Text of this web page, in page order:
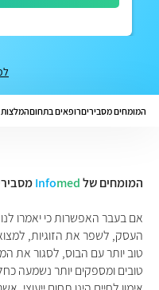
המומחים מסביריםרופאים בתחום
המומחים של Infomed
אם בעבר האפשרות כי יאמרו
העסק, לשפר את הזוגיות,
טוב יותר עם הבוס, לסגור את
טובים ומספקים יותר נשמעה